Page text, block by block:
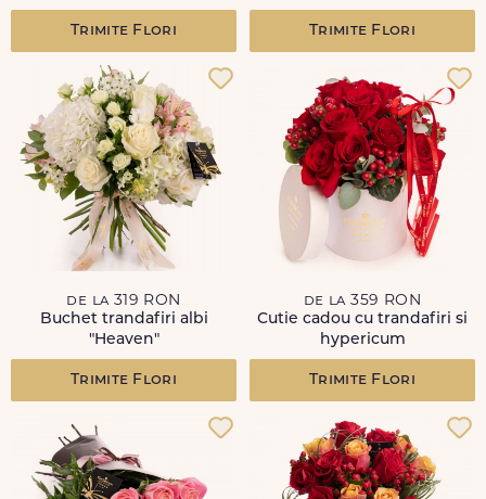
Trimite Flori Trimite Flori
de la 319 RON
Buchet trandafiri albi
"Heaven"
Trimite Flori
de la 359 RON
Cutie cadou cu trandafiri si
hypericum
Trimite Flori